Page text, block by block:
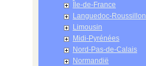
Île-de-France
Languedoc-Roussillon
Limousin
Midi-Pyrénées
Nord-Pas-de-Calais
Normandië